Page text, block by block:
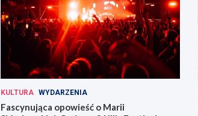
KULTURA WYDARZENIA
Fascynująca opowieść o Marii